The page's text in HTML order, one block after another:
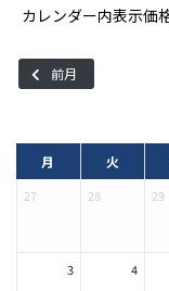
スは、新しくて気持
ンではタイ料理や西
ティンググリーン、
ングレンジもそろっ
バンコクからは若干
離も気になりません。
カレンダー内表示価
前月
月 火
27 28 29
3 4